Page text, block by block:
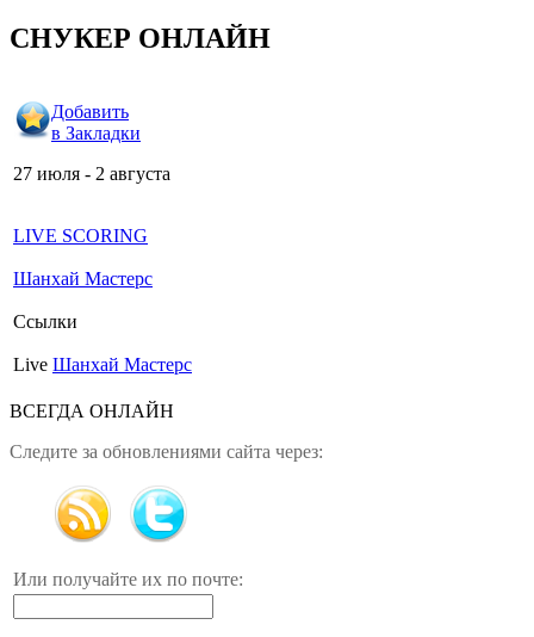
СНУКЕР ОНЛАЙН
Добавить
в Закладки
27 июля - 2 августа
LIVE SCORING
Шанхай Мастерс
Ссылки
Live Шанхай Мастерс
ВСЕГДА ОНЛАЙН
Следите за обновлениями сайта через:
Или получайте их по почте: